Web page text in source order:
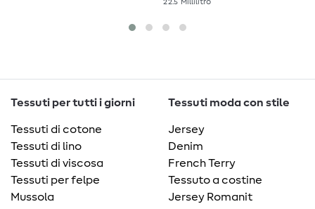
22.5 Millilitro
Tessuti per tutti i giorni
Tessuti di cotone
Tessuti di lino
Tessuti di viscosa
Tessuti per felpe
Mussola
Tessuti moda con stile
Jersey
Denim
French Terry
Tessuto a costine
Jersey Romanit